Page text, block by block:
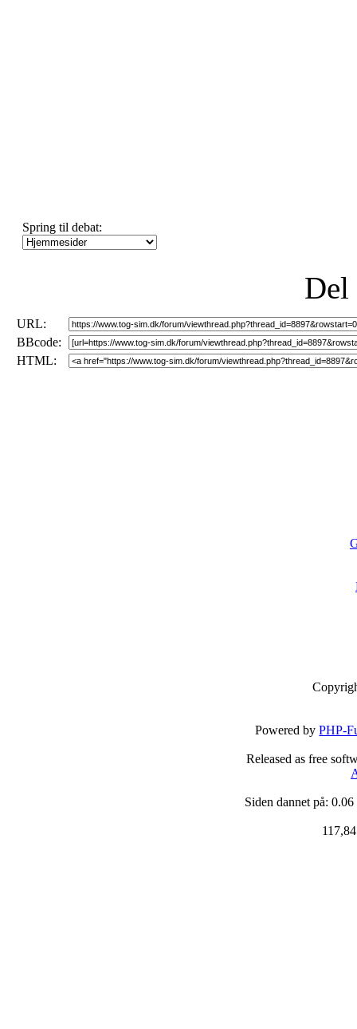
Spring til debat:
Del
URL:
BBcode:
HTML:
Powered byPHP-
Released as free
Siden dannet på: